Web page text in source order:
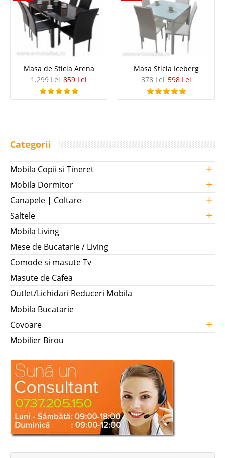
Masa de Sticla Arena
1.299 Lei 859 Lei
Masa Sticla Iceberg
878 Lei 598 Lei
Categorii
Mobila Copii si Tineret +
Mobila Dormitor +
Canapele | Coltare +
Saltele +
Mobila Living
Mese de Bucatarie / Living
Comode si masute Tv
Masute de Cafea
Outlet/Lichidari Reduceri Mobila
Mobila Bucatarie
Covoare
+
Mobilier Birou